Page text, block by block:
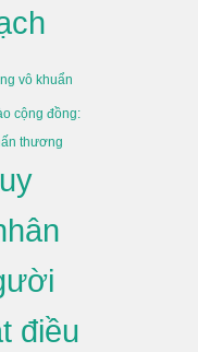
vô khuẩn
cộng đồng:
thương
điều